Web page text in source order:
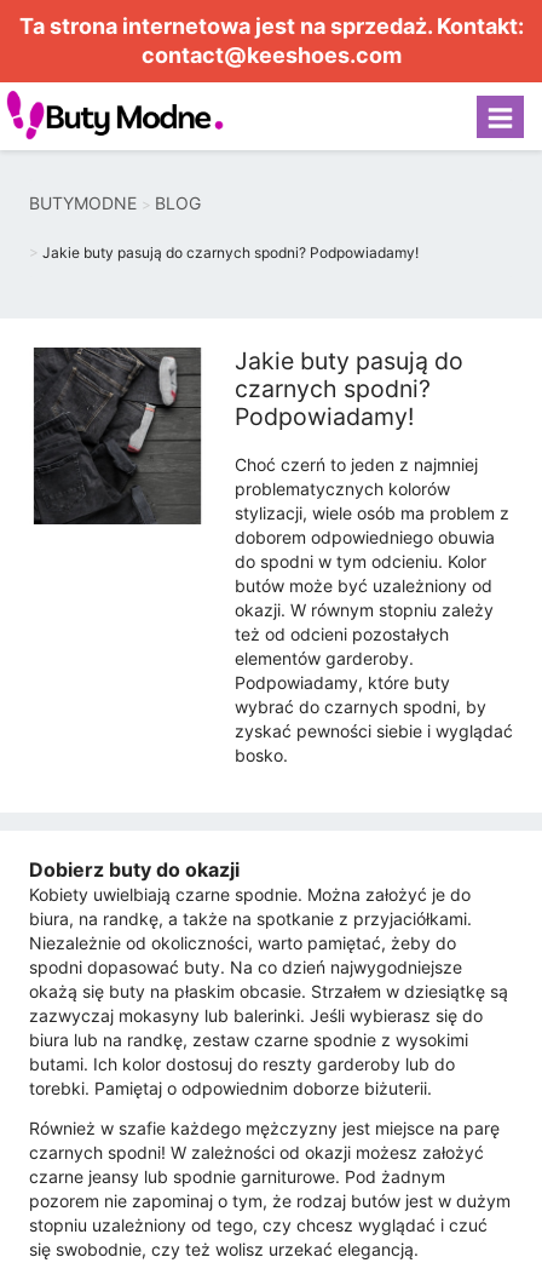
Ta strona internetowa jest na sprzedaż. Kontakt:
contact@keeshoes.com
BUTYMODNE BLOG
Jakie buty pasują do czarnych spodni? Podpowiadamy!
Jakie buty pasują do
czarnych spodni?
Podpowiadamy!
Choć czerń to jeden z najmniej
problematycznych kolorów
stylizacji, wiele osób ma problem z
doborem odpowiedniego obuwia
do spodni w tym odcieniu. Kolor
butów może być uzależniony od
okazji. W równym stopniu zależy
też od odcieni pozostałych
elementów garderoby.
Podpowiadamy, które buty
wybrać do czarnych spodni, by
zyskać pewności siebie i wyglądać
bosko.
Dobierz buty do okazji
Kobiety uwielbiają czarne spodnie. Można założyć je do
biura, na randkę, a także na spotkanie z przyjaciółkami.
Niezależnie od okoliczności, warto pamiętać, żeby do
spodni dopasować buty. Na co dzień najwygodniejsze
okażą się buty na płaskim obcasie. Strzałem w dziesiątkę są
zazwyczaj mokasyny lub balerinki. Jeśli wybierasz się do
biura lub na randkę, zestaw czarne spodnie z wysokimi
butami. Ich kolor dostosuj do reszty garderoby lub do
torebki. Pamiętaj o odpowiednim doborze biżuterii.
Również w szafie każdego mężczyzny jest miejsce na parę
czarnych spodni! W zależności od okazji możesz założyć
czarne jeansy lub spodnie garniturowe. Pod żadnym
pozorem nie zapominaj o tym, że rodzaj butów jest w dużym
stopniu uzależniony od tego, czy chcesz wyglądać i czuć
się swobodnie, czy też wolisz urzekać elegancją.